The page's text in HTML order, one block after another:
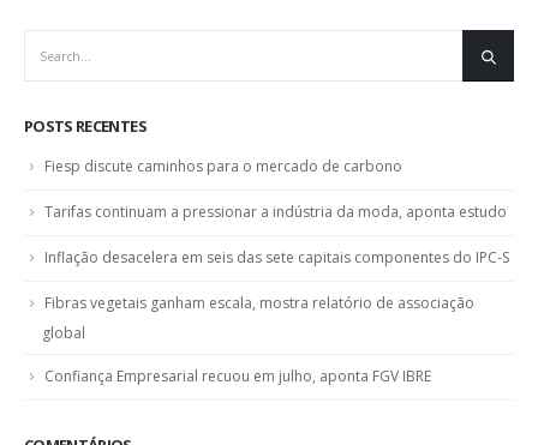
POSTS RECENTES
Fiesp discute caminhos para o mercado de carbono
Tarifas continuam a pressionar a indústria da moda, aponta estudo
Inflação desacelera em seis das sete capitais componentes do IPC-S
Fibras vegetais ganham escala, mostra relatório de associação
global
Confiança Empresarial recuou em julho, aponta FGV IBRE